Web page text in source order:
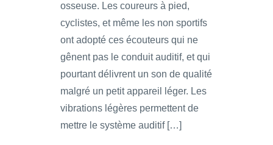
osseuse. Les coureurs à pied,
cyclistes, et même les non sportifs
ont adopté ces écouteurs qui ne
gênent pas le conduit auditif, et qui
pourtant délivrent un son de qualité
malgré un petit appareil léger. Les
vibrations légères permettent de
mettre le système auditif […]